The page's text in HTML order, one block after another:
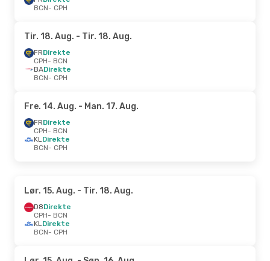
BCN- CPH
Tir. 18. Aug. - Tir. 18. Aug.
FRDirekte
CPH- BCN
BADirekte
BCN- CPH
Fre. 14. Aug. - Man. 17. Aug.
FRDirekte
CPH- BCN
KLDirekte
BCN- CPH
Lør. 15. Aug. - Tir. 18. Aug.
D8Direkte
CPH- BCN
KLDirekte
BCN- CPH